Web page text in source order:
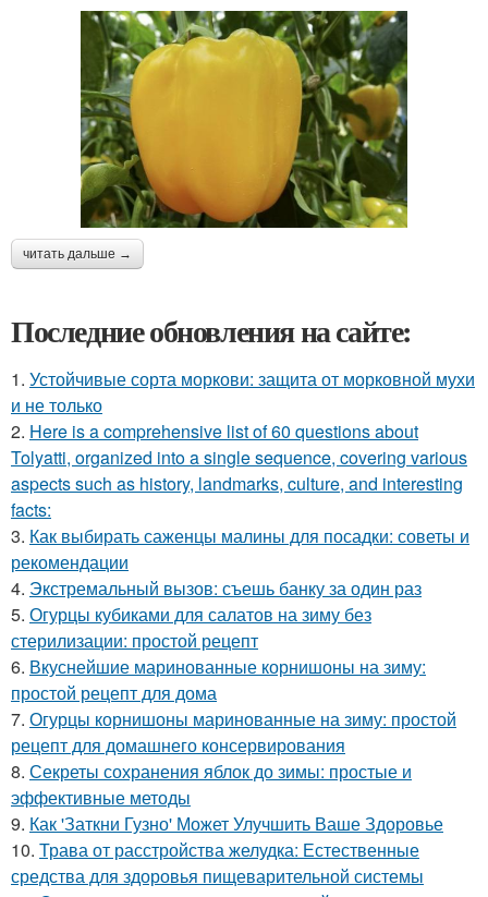
читать дальше →
Последние обновления на сайте:
1. Устойчивые сорта моркови: защита от морковной мухи
и не только
2. Here is a comprehensive list of 60 questions about
Tolyatti, organized into a single sequence, covering various
aspects such as history, landmarks, culture, and interesting
facts:
3. Как выбирать саженцы малины для посадки: советы и
рекомендации
4. Экстремальный вызов: съешь банку за один раз
5. Огурцы кубиками для салатов на зиму без
стерилизации: простой рецепт
6. Вкуснейшие маринованные корнишоны на зиму:
простой рецепт для дома
7. Огурцы корнишоны маринованные на зиму: простой
рецепт для домашнего консервирования
8. Секреты сохранения яблок до зимы: простые и
эффективные методы
9. Как 'Заткни Гузно' Может Улучшить Ваше Здоровье
10. Трава от расстройства желудка: Естественные
средства для здоровья пищеварительной системы